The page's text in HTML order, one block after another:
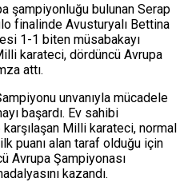
şampiyonluğu bulunan Serap
finalinde Avusturyalı Bettina
1-1 biten müsabakayı
karateci, dördüncü Avrupa
attı.
unvanıyla mücadele
başardı. Ev sahibi
Milli karateci, normal
puanı alan taraf olduğu için
Avrupa Şampiyonası
kazandı.